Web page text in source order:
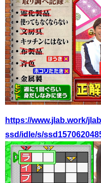
https://www.jlab.work/
ssd/idle/s/